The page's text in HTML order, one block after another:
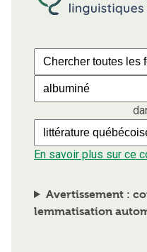
En savoir plus sur ce
Avertissement :
lemmatisation